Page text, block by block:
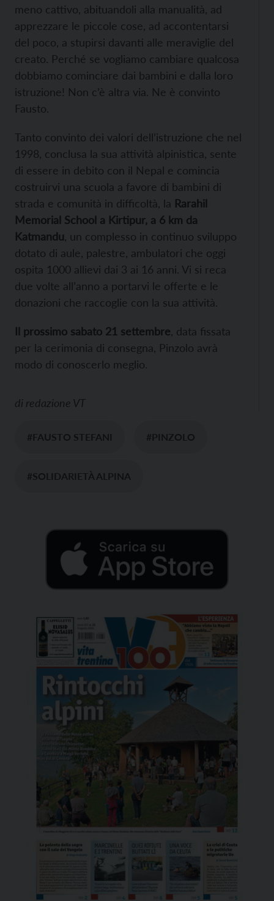
meno cattivo, abituandoli alla manualità, ad
apprezzare le piccole cose, ad accontentarsi
del poco, a stupirsi davanti alle meraviglie del
creato. Perché se vogliamo cambiare qualcosa
dobbiamo cominciare dai bambini e dalla loro
istruzione! Non c’è altra via. Ne è convinto
Fausto.
Tanto convinto dei valori dell’istruzione che nel
1998, conclusa la sua attività alpinistica, sente
di essere in debito con il Nepal e comincia
costruirvi una scuola a favore di bambini di
strada e comunità in difficoltà, la Rarahil
Memorial School a Kirtipur, a 6 km da
Katmandu , un complesso in continuo sviluppo
dotato di aule, palestre, ambulatori che oggi
ospita 1000 allievi dai 3 ai 16 anni. Vi si reca
due volte all’anno a portarvi le offerte e le
donazioni che raccoglie con la sua attività.
Il prossimo sabato 21 settembre , data fissata
per la cerimonia di consegna, Pinzolo avrà
modo di conoscerlo meglio.
di redazione VT
#FAUSTO STEFANI #PINZOLO
#SOLIDARIETÀ ALPINA